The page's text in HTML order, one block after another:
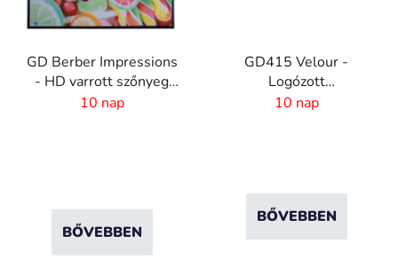
GD Berber Impressions
- HD varrott szőnyeg
logóval
10 nap
BŐVEBBEN
GD415 Velour -
Logózott
reklámszőnyeg - 4 mm
10 nap
BŐVEBBEN